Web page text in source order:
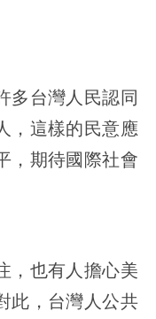
多台灣人民認同
，這樣的民意應
，期待國際社會
，也有人擔心美
此，台灣人公共